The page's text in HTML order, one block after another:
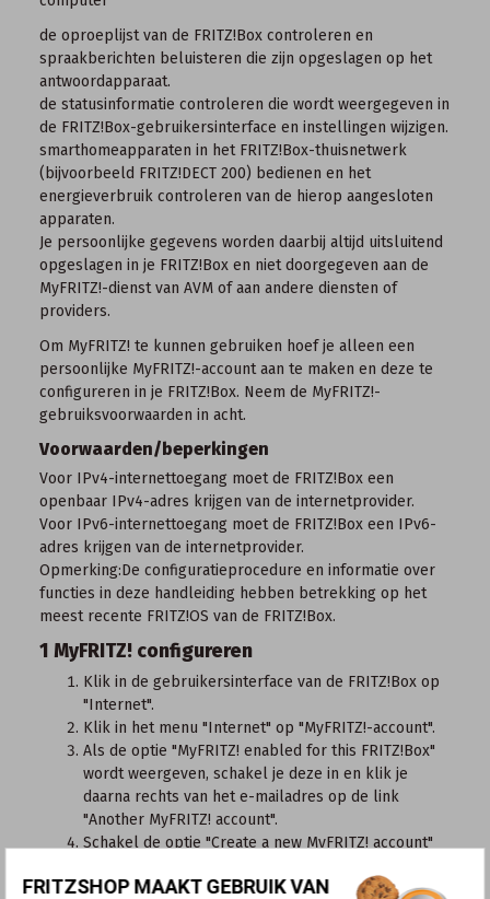
de oproeplijst van de FRITZ!Box controleren en
spraakberichten beluisteren die zijn opgeslagen op het
antwoordapparaat.
de statusinformatie controleren die wordt weergegeven in
de FRITZ!Box-gebruikersinterface en instellingen wijzigen.
smarthomeapparaten in het FRITZ!Box-thuisnetwerk
(bijvoorbeeld FRITZ!DECT 200) bedienen en het
energieverbruik controleren van de hierop aangesloten
apparaten.
Je persoonlijke gegevens worden daarbij altijd uitsluitend
opgeslagen in je FRITZ!Box en niet doorgegeven aan de
MyFRITZ!-dienst van AVM of aan andere diensten of
providers.
Om MyFRITZ! te kunnen gebruiken hoef je alleen een
persoonlijke MyFRITZ!-account aan te maken en deze te
configureren in je FRITZ!Box. Neem de MyFRITZ!-
gebruiksvoorwaarden in acht.
Voorwaarden/beperkingen
Voor IPv4-internettoegang moet de FRITZ!Box een
openbaar IPv4-adres krijgen van de internetprovider.
Voor IPv6-internettoegang moet de FRITZ!Box een IPv6-
adres krijgen van de internetprovider.
Opmerking:De configuratieprocedure en informatie over
functies in deze handleiding hebben betrekking op het
meest recente FRITZ!OS van de FRITZ!Box.
1 MyFRITZ! configureren
Klik in de gebruikersinterface van de FRITZ!Box op
"Internet".
Klik in het menu "Internet" op "MyFRITZ!-account".
Als de optie "MyFRITZ! enabled for this FRITZ!Box"
wordt weergeven, schakel je deze in en klik je
daarna rechts van het e-mailadres op de link
"Another MyFRITZ! account".
Schakel de optie "Create a new MyFRITZ! account"
Voer in het invoerveld "E-Mail address" je e-
FRITZSHOP MAAKT GEBRUIK VAN